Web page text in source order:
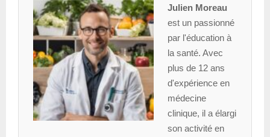
Julien Moreau
est un passionné
par l'éducation à
la santé. Avec
plus de 12 ans
d'expérience en
médecine
clinique, il a élargi
son activité en